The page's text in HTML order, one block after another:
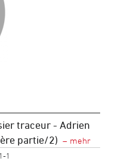
traceur - Adrien
partie/2)
1